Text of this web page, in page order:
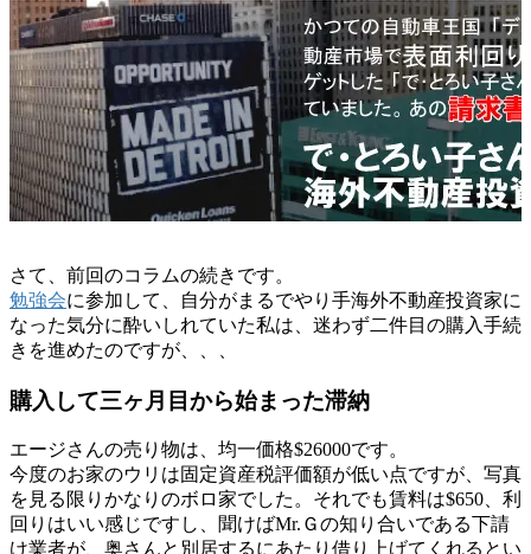
さて、前回のコラムの続きです。
勉強会に参加して、自分がまるでやり手海外不動産投資家に
なった気分に酔いしれていた私は、迷わず二件目の購入手続
きを進めたのですが、、、
購入して三ヶ月目から始まった滞納
エージさんの売り物は、均一価格$26000です。
今度のお家のウリは固定資産税評価額が低い点ですが、写真
を見る限りかなりのボロ家でした。それでも賃料は$650、利
回りはいい感じですし、聞けばMr.Ｇの知り合いである下請
け業者が、奥さんと別居するにあたり借り上げてくれるとい